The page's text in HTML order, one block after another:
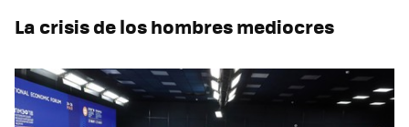
La crisis de los hombres mediocres